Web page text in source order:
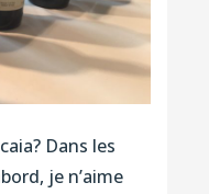
Dans les
je n’aime